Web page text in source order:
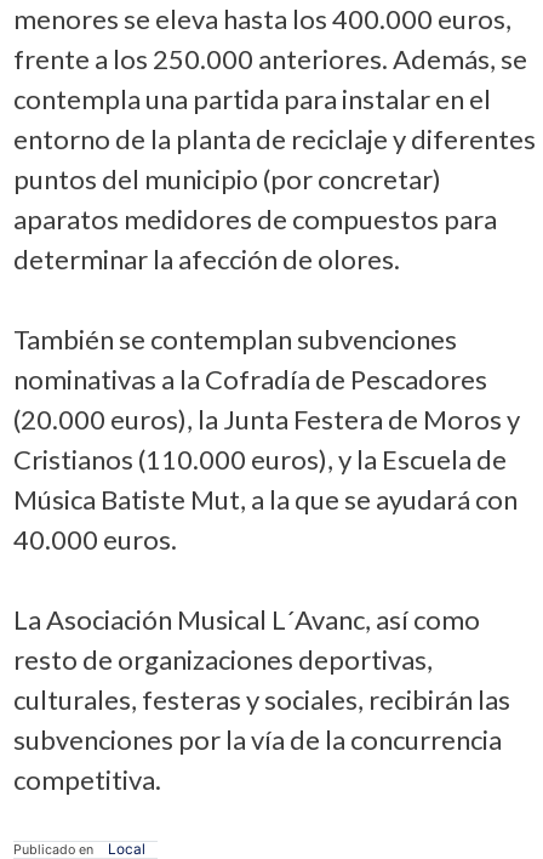
menores se eleva hasta los 400.000 euros,
frente a los 250.000 anteriores. Además, se
contempla una partida para instalar en el
entorno de la planta de reciclaje y diferentes
puntos del municipio (por concretar)
aparatos medidores de compuestos para
determinar la afección de olores.
También se contemplan subvenciones
nominativas a la Cofradía de Pescadores
(20.000 euros), la Junta Festera de Moros y
Cristianos (110.000 euros), y la Escuela de
Música Batiste Mut, a la que se ayudará con
40.000 euros.
La Asociación Musical L´Avanc, así como
resto de organizaciones deportivas,
culturales, festeras y sociales, recibirán las
subvenciones por la vía de la concurrencia
competitiva.
Publicado en Local